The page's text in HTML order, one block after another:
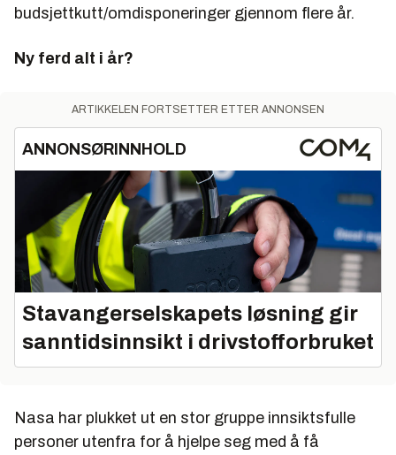
budsjettkutt/omdisponeringer gjennom flere år.
Ny ferd alt i år?
ARTIKKELEN FORTSETTER ETTER ANNONSEN
ANNONSØRINNHOLD
Stavangerselskapets løsning gir
sanntidsinnsikt i drivstofforbruket
Nasa har plukket ut en stor gruppe innsiktsfulle
personer utenfra for å hjelpe seg med å få